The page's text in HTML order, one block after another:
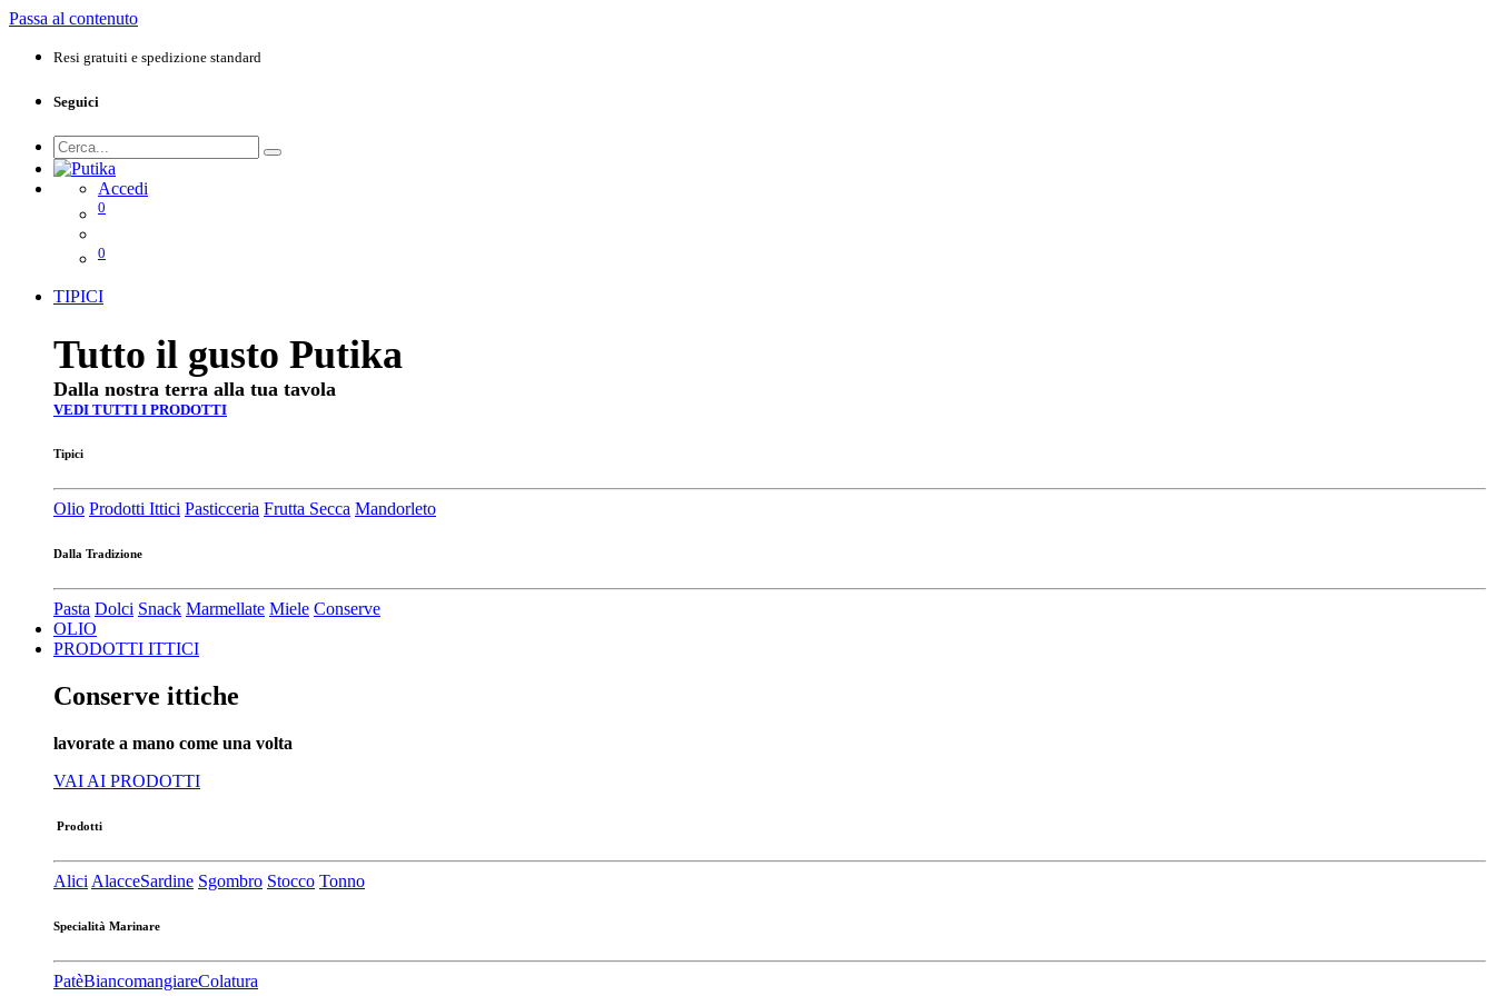
Passa al contenuto
Resi gratuiti e spedizione standard
Seguici
Accedi
0
0
TIPICI
Tutto il gusto Putika
Dalla nostra terra alla tua tavola
VEDI TUTTI I PRODOTTI
Tipici
Olio Prodotti Ittici Pasticceria Frutta Secca Mandorleto
Dalla Tradizione
Pasta Dolci Snack Marmellate Miele Conserve
OLIO
PRODOTTI ITTICI
Conserve ittiche
lavorate a mano come una volta
VAI AI PRODOTTI
Prodotti
Alici AlacceSardine Sgombro Stocco Tonno
Specialità Marinare
Patè​BiancomangiareColatura